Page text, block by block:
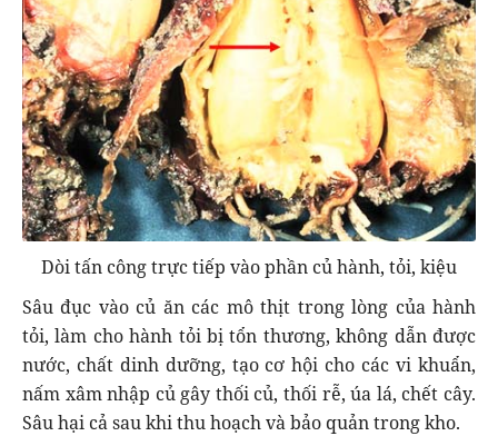
Dòi tấn công trực tiếp vào phần củ hành, tỏi, kiệu
Sâu đục vào củ ăn các mô thịt trong lòng của hành
tỏi, làm cho hành tỏi bị tổn thương, không dẫn được
nước, chất dinh dưỡng, tạo cơ hội cho các vi khuẩn,
nấm xâm nhập củ gây thối củ, thối rễ, úa lá, chết cây.
Sâu hại cả sau khi thu hoạch và bảo quản trong kho.